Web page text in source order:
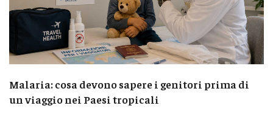
Malaria: cosa devono sapere i genitori prima di
un viaggio nei Paesi tropicali